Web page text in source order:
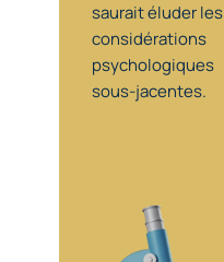
saurait éluder les
considérations
psychologiques
sous-jacentes.